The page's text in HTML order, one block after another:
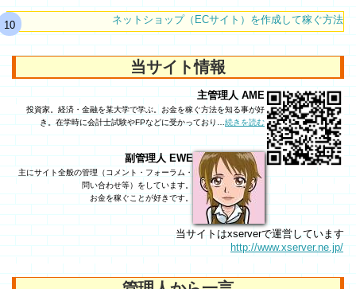
ネットショップ（ECサイト）を作成して稼ぐ方法
当サイト情報
主管理人 AME
投資家。経済・金融を某大学で学ぶ。お金を稼ぐ方法を知る事が好
き。在学時に会計士試験やFPなどに受かっており… 続きを読む
副管理人 EWE
主にサイト全般の管理（コメント・フォーラム・
問い合わせ等）をしています。
お金を稼ぐことが好きです。
当サイトはxserverで運営しています
http://www.xserver.ne.jp/